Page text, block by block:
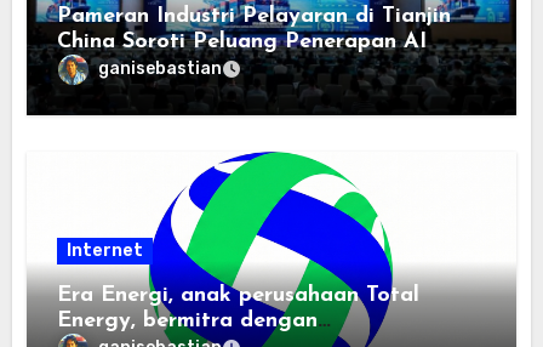
Pameran Industri Pelayaran di Tianjin
China Soroti Peluang Penerapan AI
ganisebastian
Internet
Era Energi, anak perusahaan Total
Energy, bermitra dengan